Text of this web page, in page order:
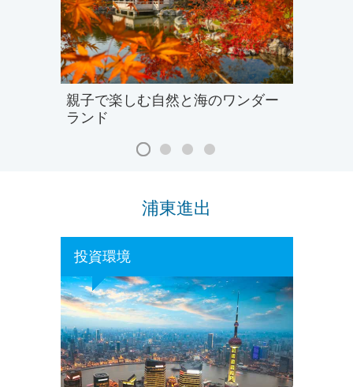
親子で楽しむ自然と海のワンダー
ランド
浦東進出
投資環境